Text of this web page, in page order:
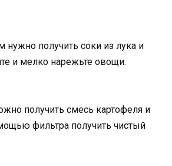
нужно получить соки из лука и
и мелко нарежьте овощи.
получить смесь картофеля и
фильтра получить чистый